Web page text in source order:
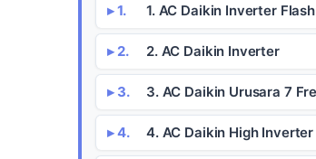
1. AC Daikin Inverter
2. AC Daikin Inverter
3. AC Daikin Urusara 7
4. AC Daikin High